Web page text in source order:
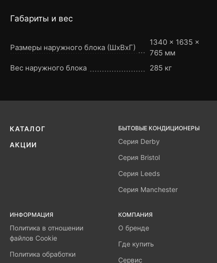
Габариты и вес
Размеры наружного блока (ШxВxГ)
1340 × 1635 ×
765 мм
Вес наружного блока
285 кг
КАТАЛОГ
АКЦИИ
БЫТОВЫЕ КОНДИЦИОНЕРЫ
Серия Derby
Серия Bristol
Серия Leeds
Серия Manchester
ИНФОРМАЦИЯ
Политика в отношении
файлов Cookie
Политика обработки
КОМПАНИЯ
О бренде
Где купить
Сервис